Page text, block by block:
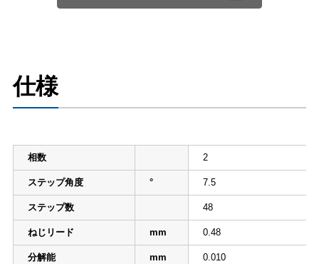
仕様
相数 2
ステップ角度 ° 7.5
ステップ数 48
ねじリード mm 0.48
分解能 mm 0.010